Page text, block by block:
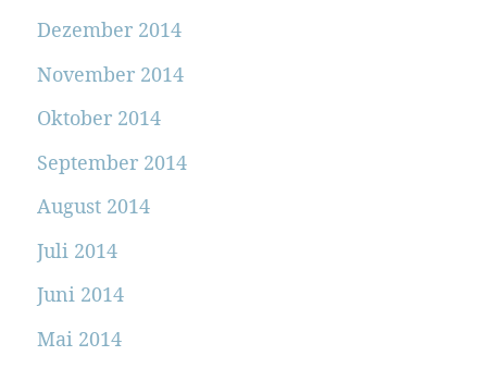
Dezember 2014
November 2014
Oktober 2014
September 2014
August 2014
Juli 2014
Juni 2014
Mai 2014